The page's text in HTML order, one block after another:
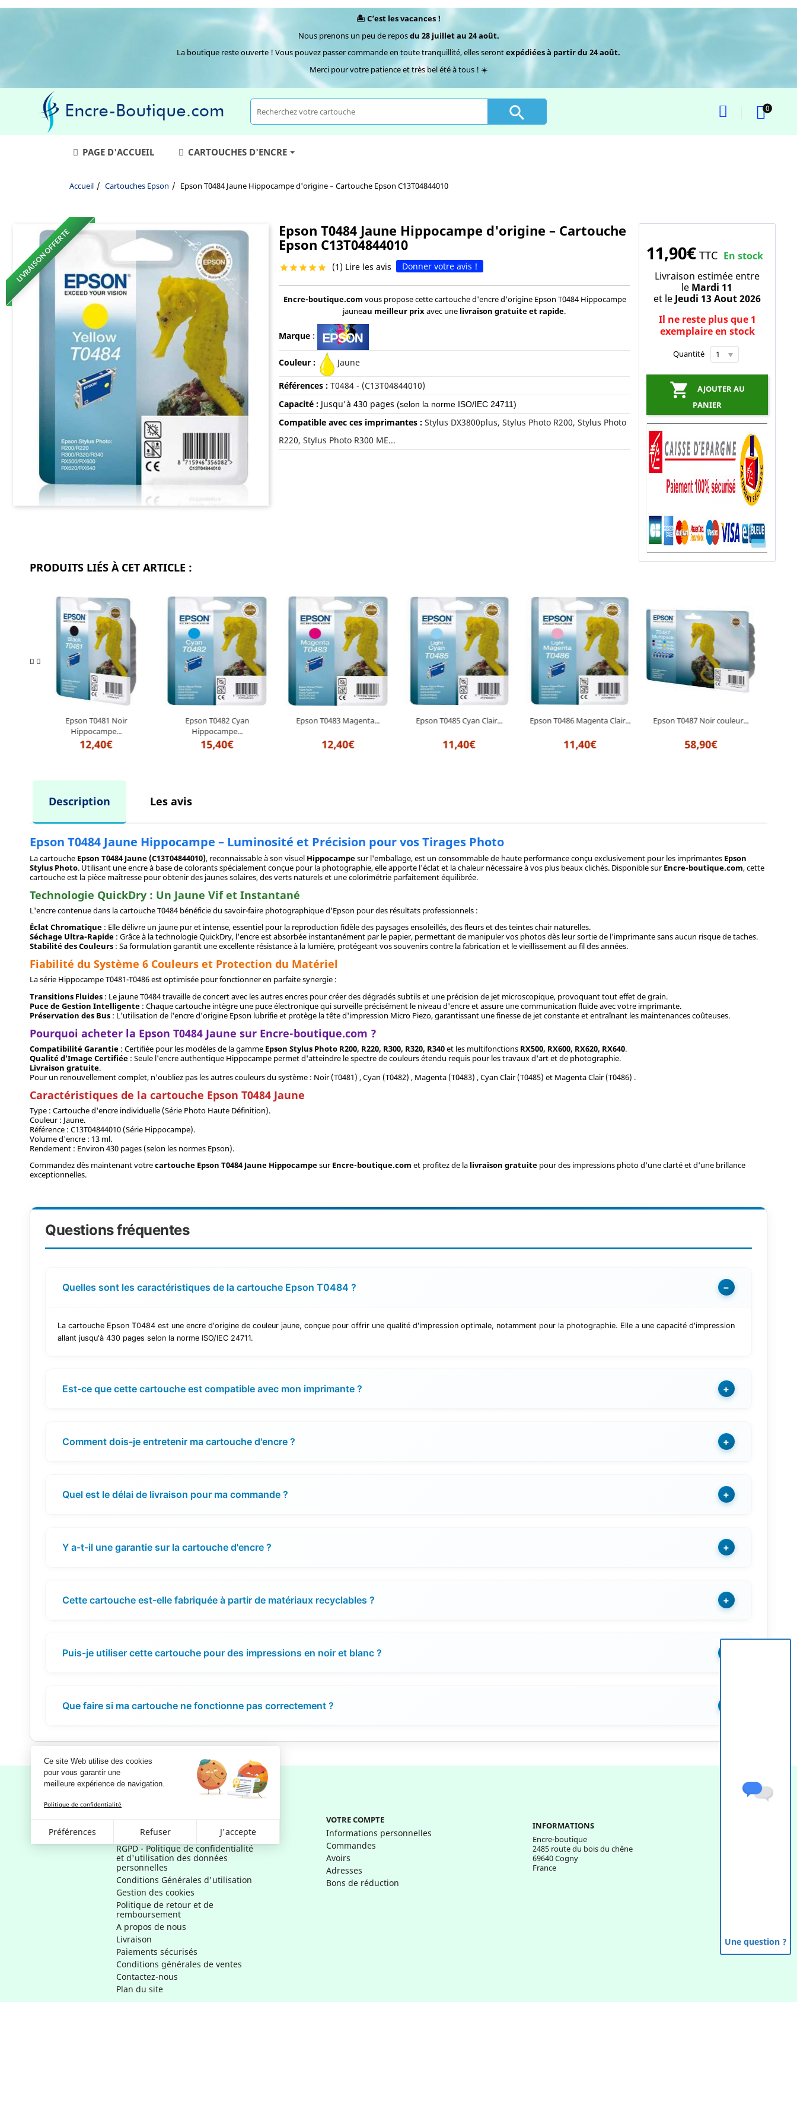
Ce site Web utilise des cookies
pour vous garantir une
meilleure expérience de navigation.
Politique de confidentialité
Préférences Refuser J'accepte
🏝️ C’est les vacances !
Nous prenons un peu de reposdu 28 juillet au 24 août.
La boutique reste ouverte ! Vous pouvez passer commande en toute tranquillité, elles serontexpédiées à partir du 24 août.
Merci pour votre patience et très bel été à tous ! ☀️
 0
PAGE D'ACCUEIL CARTOUCHES D'ENCRE
Accueil Cartouches Epson Epson T0484 Jaune Hippocampe d'origine – Cartouche Epson C13T04844010
LIVRAISON OFFERTE
Epson T0484 Jaune Hippocampe d'origine – Cartouche
Epson C13T04844010
 (1) Lire les avis Donner votre avis !
Encre-boutique.com vous propose cette cartouche d'encre d'origine Epson T0484 Hippocampe
jauneau meilleur prix avec une livraison gratuite et rapide.
Marque:
Couleur : Jaune
Références : T0484 - (C13T04844010)
Capacité : Jusqu'à 430 pages (selon la norme ISO/IEC 24711)
Compatible avec ces imprimantes : Stylus DX3800plus, Stylus Photo R200, Stylus Photo
R220, Stylus Photo R300 ME...
Une question ?
11,90€ TTC En stock
Livraison estimée entre
le Mardi 11
et le Jeudi 13 Aout 2026
Il ne reste plus que 1
exemplaire en stock
Quantité

AJOUTER AU
PANIER
PRODUITS LIÉS À CET ARTICLE :
Epson T0481 Noir
Hippocampe...
12,40€
Epson T0482 Cyan
Hippocampe...
15,40€
Epson T0483 Magenta...
12,40€
Epson T0485 Cyan Clair...
11,40€
Epson T0486 Magenta Clair...
11,40€
Epson T0487 Noir couleur...
58,90€
Description Les avis
Epson T0484 Jaune Hippocampe – Luminosité et Précision pour vos Tirages Photo
La cartouche Epson T0484 Jaune (C13T04844010), reconnaissable à son visuel Hippocampesur l'emballage, est un consommable de haute performance conçu exclusivement pour les imprimantes Epson
Stylus Photo. Utilisant une encre à base de colorants spécialement conçue pour la photographie, elle apporte l'éclat et la chaleur nécessaire à vos plus beaux clichés. Disponible surEncre-boutique.com, cette
cartouche est la pièce maîtresse pour obtenir des jaunes solaires, des verts naturels et une colorimétrie parfaitement équilibrée.
Technologie QuickDry : Un Jaune Vif et Instantané
L'encre contenue dans la cartouche T0484 bénéficie du savoir-faire photographique d'Epson pour des résultats professionnels :
Éclat Chromatique : Elle délivre un jaune pur et intense, essentiel pour la reproduction fidèle des paysages ensoleillés, des fleurs et des teintes chair naturelles.
Séchage Ultra-Rapide : Grâce à la technologie QuickDry, l'encre est absorbée instantanément par le papier, permettant de manipuler vos photos dès leur sortie de l'imprimante sans aucun risque de taches.
Stabilité des Couleurs : Sa formulation garantit une excellente résistance à la lumière, protégeant vos souvenirs contre la fabrication et le vieillissement au fil des années.
Fiabilité du Système 6 Couleurs et Protection du Matériel
La série Hippocampe T0481-T0486 est optimisée pour fonctionner en parfaite synergie :
Transitions Fluides : Le jaune T0484 travaille de concert avec les autres encres pour créer des dégradés subtils et une précision de jet microscopique, provoquant tout effet de grain.
Puce de Gestion Intelligente : Chaque cartouche intègre une puce électronique qui surveille précisément le niveau d'encre et assure une communication fluide avec votre imprimante.
Préservation des Bus : L'utilisation de l'encre d'origine Epson lubrifie et protège la tête d'impression Micro Piezo, garantissant une finesse de jet constante et entraînant les maintenances coûteuses.
Pourquoi acheter la Epson T0484 Jaune sur Encre-boutique.com ?
Compatibilité Garantie : Certifiée pour les modèles de la gamme Epson Stylus Photo R200, R220, R300, R320, R340et les multifonctions RX500, RX600, RX620, RX640.
Qualité d'Image Certifiée : Seule l'encre authentique Hippocampe permet d'atteindre le spectre de couleurs étendu requis pour les travaux d'art et de photographie.
Livraison gratuite.
Pour un renouvellement complet, n'oubliez pas les autres couleurs du système : Noir (T0481) , Cyan (T0482) , Magenta (T0483) , Cyan Clair (T0485) et Magenta Clair (T0486) .
Caractéristiques de la cartouche Epson T0484 Jaune
Type : Cartouche d'encre individuelle (Série Photo Haute Définition).
Couleur : Jaune.
Référence : C13T04844010 (Série Hippocampe).
Volume d'encre : 13 ml.
Rendement : Environ 430 pages (selon les normes Epson).
Commandez dès maintenant votrecartouche Epson T0484 Jaune HippocampesurEncre-boutique.com et profitez de la livraison gratuite pour des impressions photo d'une clarté et d'une brillance
exceptionnelles.
Questions fréquentes
Quelles sont les caractéristiques de la cartouche Epson T0484 ? −
La cartouche Epson T0484 est une encre d'origine de couleur jaune, conçue pour offrir une qualité d'impression optimale, notamment pour la photographie. Elle a une capacité d'impression
allant jusqu'à 430 pages selon la norme ISO/IEC 24711.
Est-ce que cette cartouche est compatible avec mon imprimante ? +
Comment dois-je entretenir ma cartouche d'encre ? +
Quel est le délai de livraison pour ma commande ? +
Y a-t-il une garantie sur la cartouche d'encre ? +
Cette cartouche est-elle fabriquée à partir de matériaux recyclables ? +
Puis-je utiliser cette cartouche pour des impressions en noir et blanc ?
Que faire si ma cartouche ne fonctionne pas correctement ?
Mentions légales
RGPD - Politique de confidentialité
et d'utilisation des données
personnelles
Conditions Générales d'utilisation
Gestion des cookies
Politique de retour et de
remboursement
A propos de nous
Livraison
Paiements sécurisés
Conditions générales de ventes
Contactez-nous
Plan du site
VOTRE COMPTE
Informations personnelles
Commandes
Avoirs
Adresses
Bons de réduction
INFORMATIONS
Encre-boutique
2485 route du bois du chêne
69640 Cogny
France